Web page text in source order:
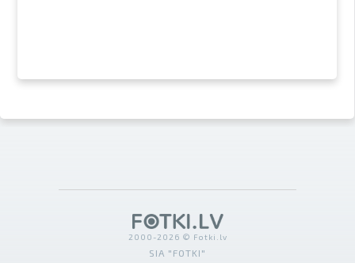
2000-2026 © Fotki.lv
SIA "FOTKI"